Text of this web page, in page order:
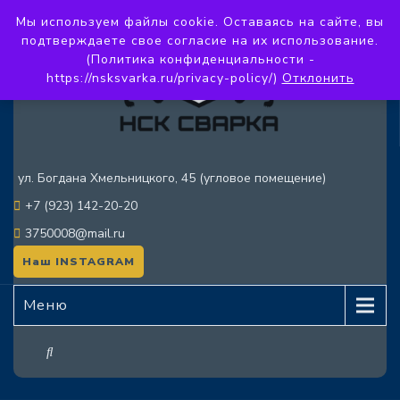
ул. Богдана Хмельницкого, 45 (угловое помещение)
+7 (923) 142-20-20
3750008@mail.ru
Наш INSTAGRAM
Меню
Мы используем файлы cookie. Оставаясь на сайте, вы
подтверждаете свое согласие на их использование.
(Политика конфиденциальности -
https://nsksvarka.ru/privacy-policy/) Отклонить